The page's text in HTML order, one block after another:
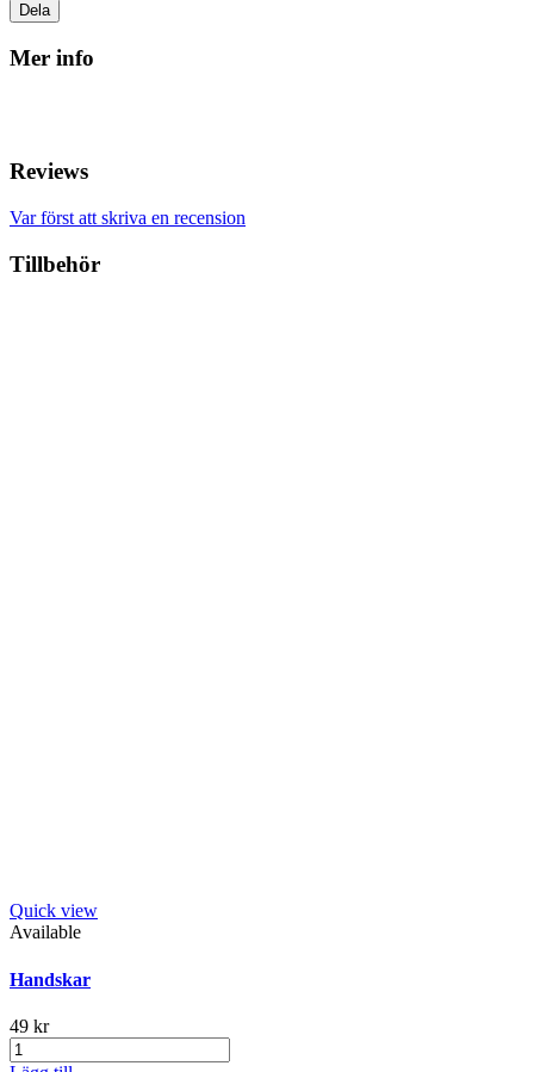
Dela
Mer info
Reviews
Var först att skriva en recension
Tillbehör
Quick view
Available
Handskar
49 kr